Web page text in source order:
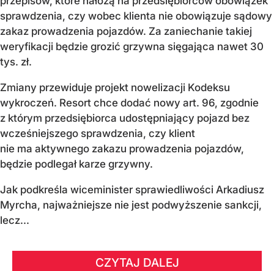
sprawdzenia, czy wobec klienta nie obowiązuje sądowy
zakaz prowadzenia pojazdów. Za zaniechanie takiej
weryfikacji będzie grozić grzywna sięgająca nawet 30
tys. zł.
Zmiany przewiduje projekt nowelizacji Kodeksu
wykroczeń. Resort chce dodać nowy art. 96, zgodnie
z którym przedsiębiorca udostępniający pojazd bez
wcześniejszego sprawdzenia, czy klient
nie ma aktywnego zakazu prowadzenia pojazdów,
będzie podlegał karze grzywny.
Jak podkreśla wiceminister sprawiedliwości Arkadiusz
Myrcha, najważniejsze nie jest podwyższenie sankcji,
lecz...
CZYTAJ DALEJ